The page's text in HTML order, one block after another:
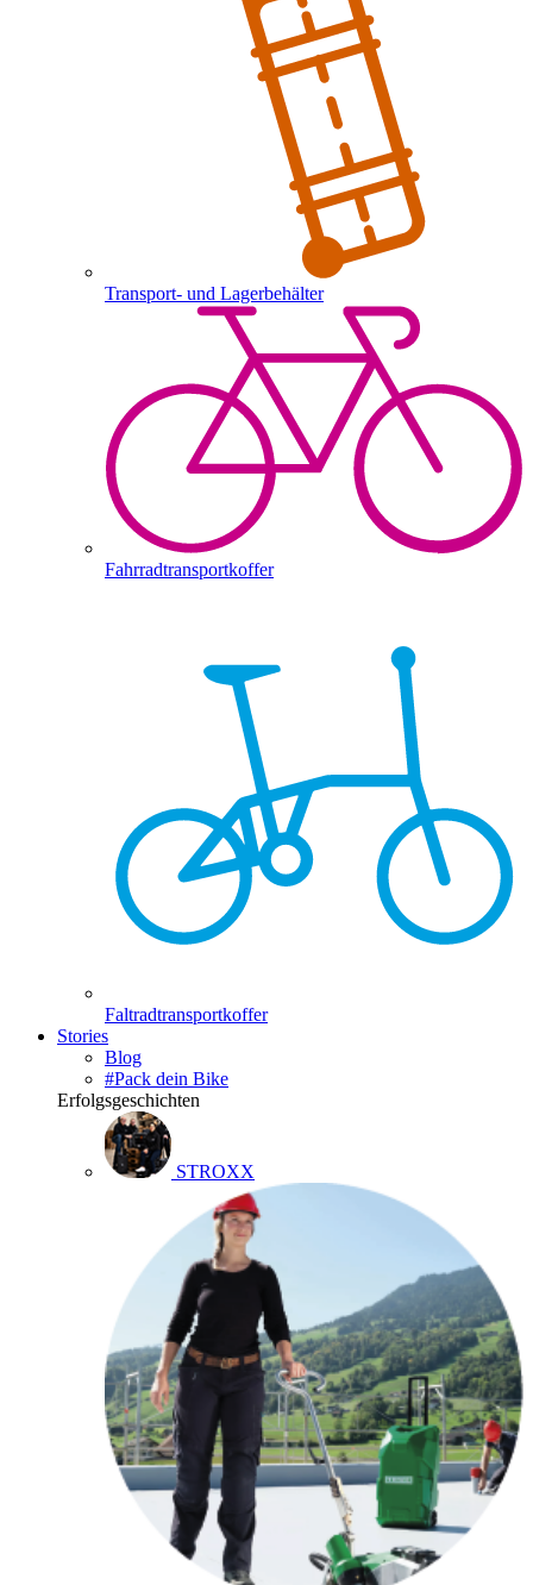
Transport- und Lagerbehälter
Fahrradtransportkoffer
Faltradtransportkoffer
Stories
Blog
#Pack dein Bike
Erfolgsgeschichten
STROXX